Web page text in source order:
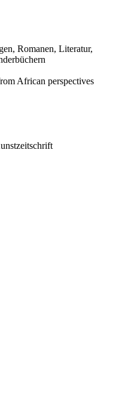
Romanen, Literatur,
African perspectives